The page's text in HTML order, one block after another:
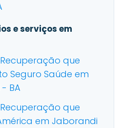
e serviços em
que
Seguro Saúde em
BA
que
em Jaborandi